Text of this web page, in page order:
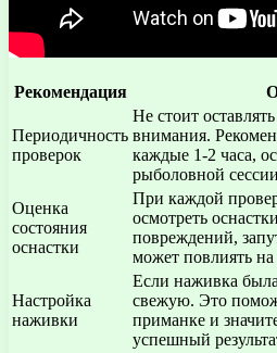
Рекомендация
Периодичность
проверок
Не стоит
внимания.
каждые 1-2 часа,
рыболовной
Оценка
состояния
оснастки
При каждой
осмотреть
повреждений,
может повлиять
Настройка
наживки
Если наживка
свежую. Это
приманке и
успешный